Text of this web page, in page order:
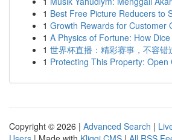
1 Best Free Picture Reducers to
1 Growth Rewards for Customer
1 A Physics of Fortune: How
1 世界杯直播：精彩赛事，不容错
1 Protecting This Property: Open
Copyright © 2026 | Advanced Search |